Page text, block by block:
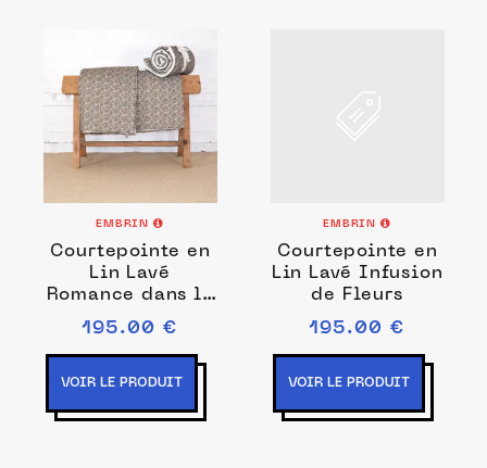
EMBRIN
Courtepointe en
Lin Lavé
Romance dans la
Jachère Fleurie
195.00 €
VOIR LE PRODUIT
EMBRIN
Courtepointe en
Lin Lavé Infusion
de Fleurs
195.00 €
VOIR LE PRODUIT